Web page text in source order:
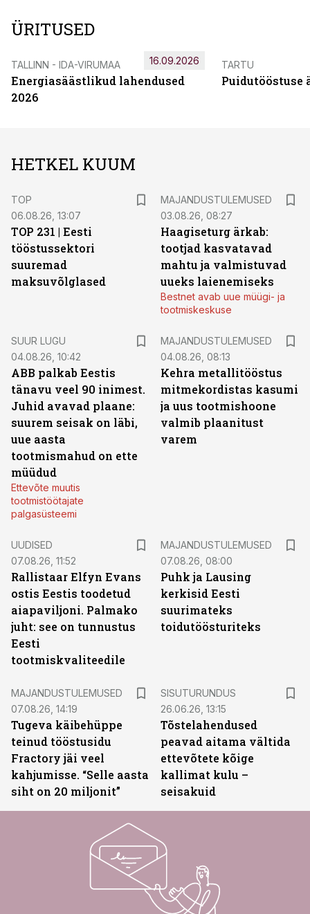
ÜRITUSED
TALLINN - IDA-VIRUMAA
Energiasäästlikud lahendused
2026
16.09.2026 TARTU
Puidutööstuse
HETKEL KUUM
TOP
06.08.26, 13:07
TOP 231 | Eesti
tööstussektori
suuremad
maksuvõlglased
MAJANDUSTULEMUSED
03.08.26, 08:27
Haagiseturg ärkab:
tootjad kasvatavad
mahtu ja valmistuvad
uueks laienemiseks
Bestnet avab uue müügi- ja
tootmiskeskuse
SUUR LUGU
04.08.26, 10:42
ABB palkab Eestis
tänavu veel 90 inimest.
Juhid avavad plaane:
suurem seisak on läbi,
uue aasta
tootmismahud on ette
müüdud
Ettevõte muutis
tootmistöötajate
palgasüsteemi
MAJANDUSTULEMUSED
04.08.26, 08:13
Kehra metallitööstus
mitmekordistas kasumi
ja uus tootmishoone
valmib plaanitust
varem
UUDISED
07.08.26, 11:52
Rallistaar Elfyn Evans
ostis Eestis toodetud
aiapaviljoni. Palmako
juht: see on tunnustus
Eesti
tootmiskvaliteedile
MAJANDUSTULEMUSED
07.08.26, 08:00
Puhk ja Lausing
kerkisid Eesti
suurimateks
toidutöösturiteks
MAJANDUSTULEMUSED
07.08.26, 14:19
Tugeva käibehüppe
teinud tööstusidu
Fractory jäi veel
kahjumisse. “Selle aasta
siht on 20 miljonit”
SISUTURUNDUS
26.06.26, 13:15
Tõstelahendused
peavad aitama vältida
ettevõtete kõige
kallimat kulu –
seisakuid